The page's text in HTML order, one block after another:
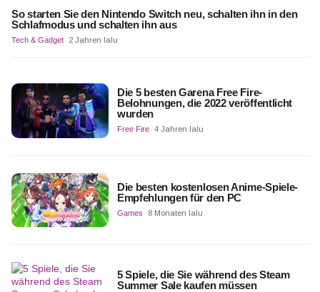
So starten Sie den Nintendo Switch neu, schalten ihn in den
Schlafmodus und schalten ihn aus
Tech & Gadget 2 Jahren lalu
Die 5 besten Garena Free Fire-
Belohnungen, die 2022 veröffentlicht
wurden
Free Fire 4 Jahren lalu
Die besten kostenlosen Anime-Spiele-
Empfehlungen für den PC
Games 8 Monaten lalu
5 Spiele, die Sie während des Steam
Summer Sale kaufen müssen